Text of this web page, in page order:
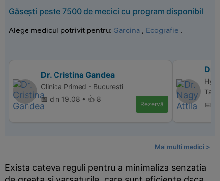
Găsești peste 7500 de medici cu program disponibil
Alege medicul potrivit pentru: Sarcina , Ecografie .
Dr. Cristina Gandea
Clinica Primed - Bucuresti
📅 din 19.08 • 👍 8
Rezervă
Dr.
📅
Mai multi medici >
Exista cateva reguli pentru a minimaliza senzatia